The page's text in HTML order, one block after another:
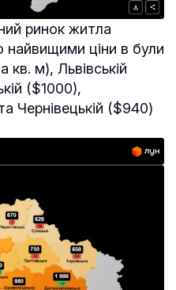
ринок житла
найвищими ціни в були
кв. м), Львівській
($1000),
Чернівецькій ($940)